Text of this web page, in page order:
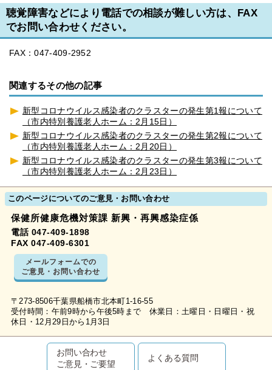
聴覚障害などにより電話での相談が難しい方は、FAX
でお問い合わせください。
FAX：047-409-2952
関連するその他の記事
新型コロナウイルス感染者のクラスターの発生第1報について
（市内特別養護老人ホーム：2月15日）
新型コロナウイルス感染者のクラスターの発生第2報について
（市内特別養護老人ホーム：2月20日）
新型コロナウイルス感染者のクラスターの発生第3報について
（市内特別養護老人ホーム：2月23日）
このページについてのご意見・お問い合わせ
保健所健康危機対策課 新興・再興感染症係
電話 047-409-1898
FAX 047-409-6301
メールフォームでの
ご意見・お問い合わせ
〒273-8506千葉県船橋市北本町1-16-55
受付時間：午前9時から午後5時まで 休業日：土曜日・日曜日・祝
休日・12月29日から1月3日
お問い合わせ
ご意見・ご要望
よくある質問